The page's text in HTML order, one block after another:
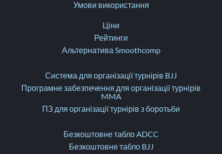
Умови використання
Ціни
Рейтинги
Альтернатива Smoothcomp
Система для організації турнірів BJJ
Програмне забезпечення для організації турнірів
MMA
ПЗ для організації турнірів з боротьби
Безкоштовне табло ADCC
Безкоштовне табло BJJ